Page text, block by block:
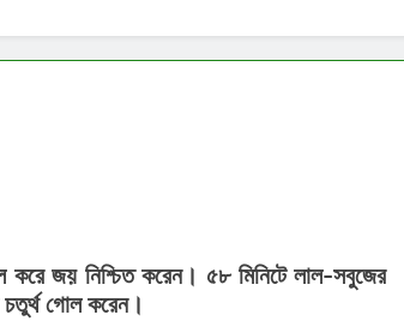
করে জয় নিশ্চিত করেন। ৫৮ মিনিটে লাল-সবুজের
গোল করেন।